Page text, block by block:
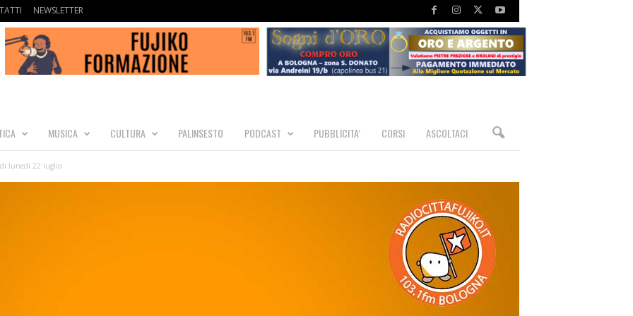
NEWSLETTER
MUSICA CULTURA PALINSESTO PODCAST PUBBLICITA’ CORSI ASCOLTACI
lunedì 22 luglio